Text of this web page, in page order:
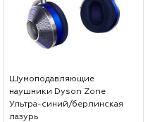
Шумоподавляющие
наушники Dyson Zone
Ультра-синий/берлинская
лазурь